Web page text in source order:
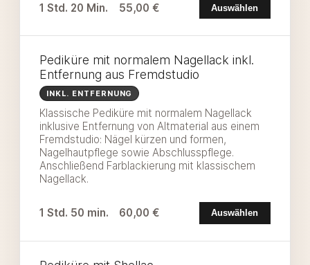
1 Std. 20 Min. 55,00 € Auswählen
Pediküre mit normalem Nagellack inkl.
Entfernung aus Fremdstudio
INKL. ENTFERNUNG
Klassische Pediküre mit normalem Nagellack
inklusive Entfernung von Altmaterial aus einem
Fremdstudio: Nägel kürzen und formen,
Nagelhautpflege sowie Abschlusspflege.
Anschließend Farblackierung mit klassischem
Nagellack.
1 Std. 50 min. 60,00 € Auswählen